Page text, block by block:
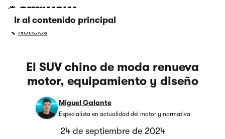
Ir al contenido principal
Noticias
El SUV chino de moda renueva
motor, equipamiento y diseño
Miguel Galante
Especialista en actualidad del motor y normativa
24 de septiembre de 2024